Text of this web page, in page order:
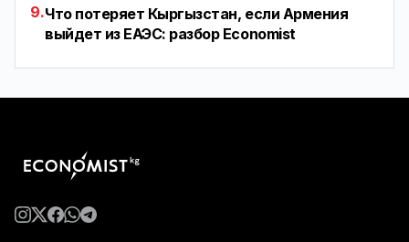
9.Что потеряет Кыргызстан, если Армения
выйдет из ЕАЭС: разбор Economist